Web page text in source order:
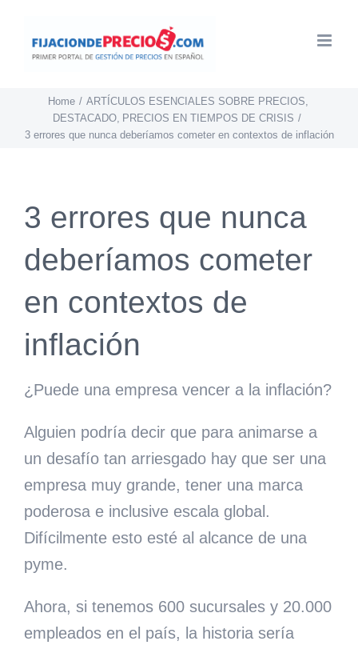
content
Home
ARTÍCULOS ESENCIALES SOBRE PRECIOS
DESTACADO PRECIOS EN TIEMPOS DE CRISIS
3 errores que nunca deberíamos cometer en contextos de inflación
3 errores que nunca
deberíamos cometer
en contextos de
inflación
¿Puede una empresa vencer a la inflación?
Alguien podría decir que para animarse a
un desafío tan arriesgado hay que ser una
empresa muy grande, tener una marca
poderosa e inclusive escala global.
Difícilmente esto esté al alcance de una
pyme.
Ahora, si tenemos 600 sucursales y 20.000
empleados en el país, la historia sería